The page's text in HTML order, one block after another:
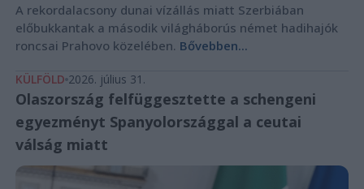
A rekordalacsony dunai vízállás miatt Szerbiában
előbukkantak a második világháborús német hadihajók
roncsai Prahovo közelében. Bővebben...
KÜLFÖLD 2026. július 31.
Olaszország felfüggesztette a schengeni
egyezményt Spanyolországgal a ceutai
válság miatt